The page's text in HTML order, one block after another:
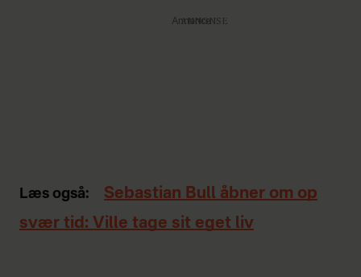
Annonce
Læs også:
Sebastian Bull åbner om op
svær tid: Ville tage sit eget liv